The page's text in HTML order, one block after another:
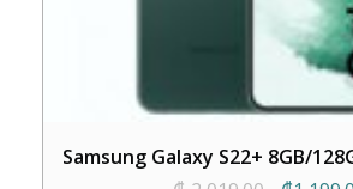
Samsung Galaxy S22+ 8GB/